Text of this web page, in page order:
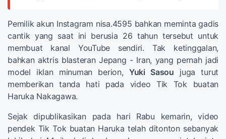
Pemilik akun Instagram nisa.4595 bahkan meminta gadis
cantik yang saat ini berusia 26 tahun tersebut untuk
membuat kanal YouTube sendiri. Tak ketinggalan,
bahkan aktris blasteran Jepang - Iran, yang pernah jadi
model iklan minuman berion, Yuki Sasou juga turut
memberikan tanda hati pada video Tik Tok buatan
Haruka Nakagawa.
Sejak dipublikasikan pada hari Rabu kemarin, video
pendek Tik Tok buatan Haruka telah ditonton sebanyak